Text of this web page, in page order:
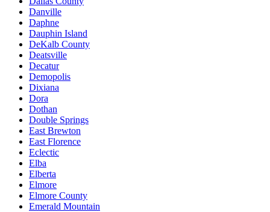
Danville
Daphne
Dauphin Island
DeKalb County
Deatsville
Decatur
Demopolis
Dixiana
Dora
Dothan
Double Springs
East Brewton
East Florence
Eclectic
Elba
Elberta
Elmore
Elmore County
Emerald Mountain